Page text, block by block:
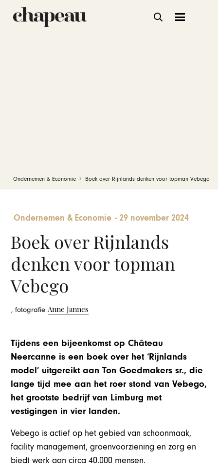
Ondernemen & Economie Boek over Rijnlands denken voor topman Vebego
Ondernemen & Economie -29 november 2024
Boek over Rijnlands
denken voor topman
Vebego
, fotografieAnne Jannes
Tijdens een bijeenkomst op Château
Neercanne is een boek over het ‘Rijnlands
model’ uitgereikt aan Ton Goedmakers sr., die
lange tijd mee aan het roer stond van Vebego,
het grootste bedrijf van Limburg met
vestigingen in vier landen.
Vebego is actief op het gebied van schoonmaak,
facility management, groenvoorziening en zorg en
biedt werk aan circa 40.000 mensen.